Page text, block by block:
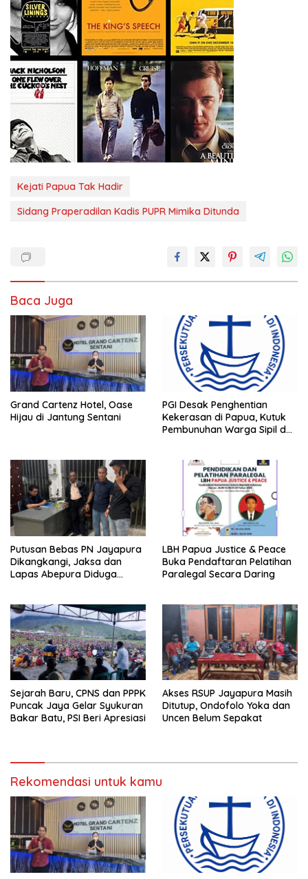
Kejati Papua Tak Hadir
Sidang Praperadilan Kadis PUPR Mimika Ditunda
Baca Juga
Grand Cartenz Hotel, Oase
Hijau di Jantung Sentani
PGI Desak Penghentian
Kekerasan di Papua, Kutuk
Pembunuhan Warga Sipil dan
Putusan Bebas PN Jayapura
Dikangkangi, Jaksa dan
Lapas Abepura Diduga
LBH Papua Justice & Peace
Buka Pendaftaran Pelatihan
Paralegal Secara Daring
Sejarah Baru, CPNS dan PPPK
Puncak Jaya Gelar Syukuran
Bakar Batu, PSI Beri Apresiasi
Akses RSUP Jayapura Masih
Ditutup, Ondofolo Yoka dan
Uncen Belum Sepakat
Rekomendasi untuk kamu